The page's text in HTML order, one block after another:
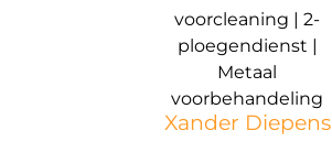
Xander Diepens